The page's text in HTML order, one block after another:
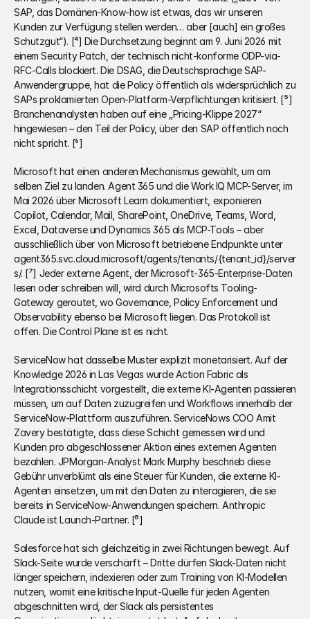
SAP, das Domänen-Know-how ist etwas, das wir unseren
Kunden zur Verfügung stellen werden… aber [auch] ein großes
Schutzgut“). [⁴] Die Durchsetzung beginnt am 9. Juni 2026 mit
einem Security Patch, der technisch nicht-konforme ODP-via-
RFC-Calls blockiert. Die DSAG, die Deutschsprachige SAP-
Anwendergruppe, hat die Policy öffentlich als widersprüchlich zu
SAPs proklamierten Open-Platform-Verpflichtungen kritisiert. [⁵]
Branchenanalysten haben auf eine „Pricing-Klippe 2027“
hingewiesen – den Teil der Policy, über den SAP öffentlich noch
nicht spricht. [⁶]
Microsoft hat einen anderen Mechanismus gewählt, um am
selben Ziel zu landen. Agent 365 und die Work IQ MCP-Server, im
Mai 2026 über Microsoft Learn dokumentiert, exponieren
Copilot, Calendar, Mail, SharePoint, OneDrive, Teams, Word,
Excel, Dataverse und Dynamics 365 als MCP-Tools – aber
ausschließlich über von Microsoft betriebene Endpunkte unter
agent365.svc.cloud.microsoft/agents/tenants/{tenant_id}/server
s/. [⁷] Jeder externe Agent, der Microsoft-365-Enterprise-Daten
lesen oder schreiben will, wird durch Microsofts Tooling-
Gateway geroutet, wo Governance, Policy Enforcement und
Observability ebenso bei Microsoft liegen. Das Protokoll ist
offen. Die Control Plane ist es nicht.
ServiceNow hat dasselbe Muster explizit monetarisiert. Auf der
Knowledge 2026 in Las Vegas wurde Action Fabric als
Integrationsschicht vorgestellt, die externe KI-Agenten passieren
müssen, um auf Daten zuzugreifen und Workflows innerhalb der
ServiceNow-Plattform auszuführen. ServiceNows COO Amit
Zavery bestätigte, dass diese Schicht gemessen wird und
Kunden pro abgeschlossener Aktion eines externen Agenten
bezahlen. JPMorgan-Analyst Mark Murphy beschrieb diese
Gebühr unverblümt als eine Steuer für Kunden, die externe KI-
Agenten einsetzen, um mit den Daten zu interagieren, die sie
bereits in ServiceNow-Anwendungen speichern. Anthropic
Claude ist Launch-Partner. [⁸]
Salesforce hat sich gleichzeitig in zwei Richtungen bewegt. Auf
Slack-Seite wurde verschärft – Dritte dürfen Slack-Daten nicht
länger speichern, indexieren oder zum Training von KI-Modellen
nutzen, womit eine kritische Input-Quelle für jeden Agenten
abgeschnitten wird, der Slack als persistentes